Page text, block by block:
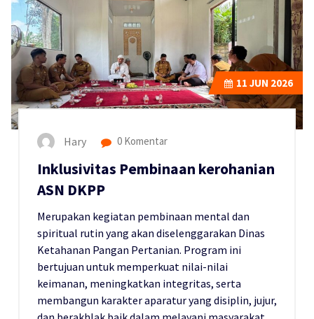
11 JUN 2026
Hary 0 Komentar
Inklusivitas Pembinaan kerohanian
ASN DKPP
Merupakan kegiatan pembinaan mental dan
spiritual rutin yang akan diselenggarakan Dinas
Ketahanan Pangan Pertanian. Program ini
bertujuan untuk memperkuat nilai-nilai
keimanan, meningkatkan integritas, serta
membangun karakter aparatur yang disiplin, jujur,